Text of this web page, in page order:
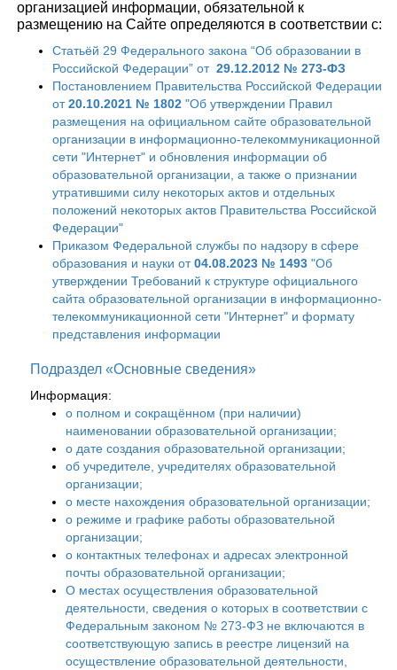
организацией информации, обязательной к
размещению на Сайте определяются в соответствии с:
Статьёй 29 Федерального закона “Об образовании в
Российской Федерации” от 29.12.2012 № 273-ФЗ
Постановлением Правительства Российской Федерации
от20.10.2021 № 1802 "Об утверждении Правил
размещения на официальном сайте образовательной
организации в информационно-телекоммуникационной
сети "Интернет" и обновления информации об
образовательной организации, а также о признании
утратившими силу некоторых актов и отдельных
положений некоторых актов Правительства Российской
Федерации"
Приказом Федеральной службы по надзору в сфере
образования и науки от04.08.2023 № 1493 "Об
утверждении Требований к структуре официального
сайта образовательной организации в информационно-
телекоммуникационной сети "Интернет" и формату
представления информации
Подраздел «Основные сведения»
Информация:
о полном и сокращённом (при наличии)
наименовании образовательной организации;
о дате создания образовательной организации;
об учредителе, учредителях образовательной
организации;
о месте нахождения образовательной организации;
о режиме и графике работы образовательной
организации;
о контактных телефонах и адресах электронной
почты образовательной организации;
О местах осуществления образовательной
деятельности, сведения о которых в соответствии с
Федеральным законом № 273-ФЗ не включаются в
соответствующую запись в реестре лицензий на
осуществление образовательной деятельности,